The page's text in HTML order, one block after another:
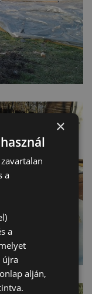
×
a
a
újra
alján,